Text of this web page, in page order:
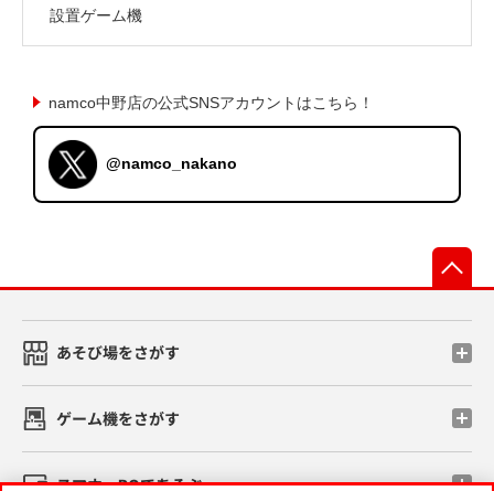
設置ゲーム機
namco中野店の公式SNSアカウントはこちら！
@namco_nakano
あそび場をさがす
ゲーム機をさがす
スマホ・PCであそぶ